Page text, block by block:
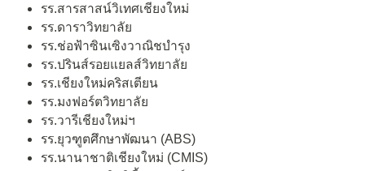
รร.สารสาสน์วิเทศเชียงใหม่
รร.ดาราวิทยาลัย
รร.ช่อฟ้าซินเซิงวาณิชบำรุง
รร.ปรินส์รอยแยลส์วิทยาลัย
รร.เชียงใหม่คริสเตียน
รร.มงฟอร์ตวิทยาลัย
รร.วารีเชียงใหม่ฯ
รร.ยุวฑูตศึกษาพัฒนา (ABS)
รร.นานาชาติเชียงใหม่ (CMIS)